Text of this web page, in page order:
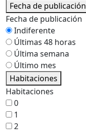
Fecha de publicación
Fecha de publicación
Indiferente
Últimas 48 horas
Última semana
Último mes
Habitaciones
Habitaciones
0
1
2